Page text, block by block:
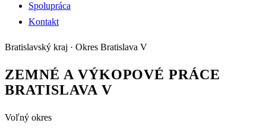
Spolupráca
Kontakt
Bratislavský kraj · Okres Bratislava V
ZEMNÉ A VÝKOPOVÉ PRÁCE
BRATISLAVA V
Voľný okres